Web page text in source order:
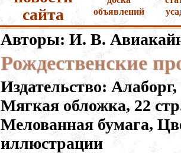
сайта
объявлений
Авторы: И. В.
Рождественские
Издательство: Алаборг,
Мягкая обложка, 22
Мелованная бумага,
иллюстрации